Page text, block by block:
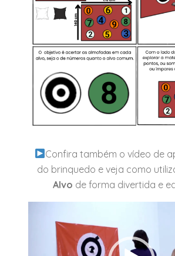
Confira também o vídeo de
do brinquedo e veja como
Alvo de forma divertida e